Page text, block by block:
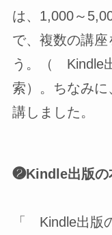
は、1,000～
で、複数の講座
う。（ Kindle
索）。ちなみ
講しました。
❷Kindle出版の
「 Kindle出版